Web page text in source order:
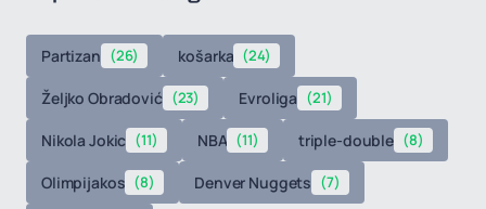
Partizan (26) košarka (24)
Željko Obradović (23) Evroliga (21)
Nikola Jokic (11) NBA (11) triple-double (8)
Olimpijakos (8) Denver Nuggets (7)